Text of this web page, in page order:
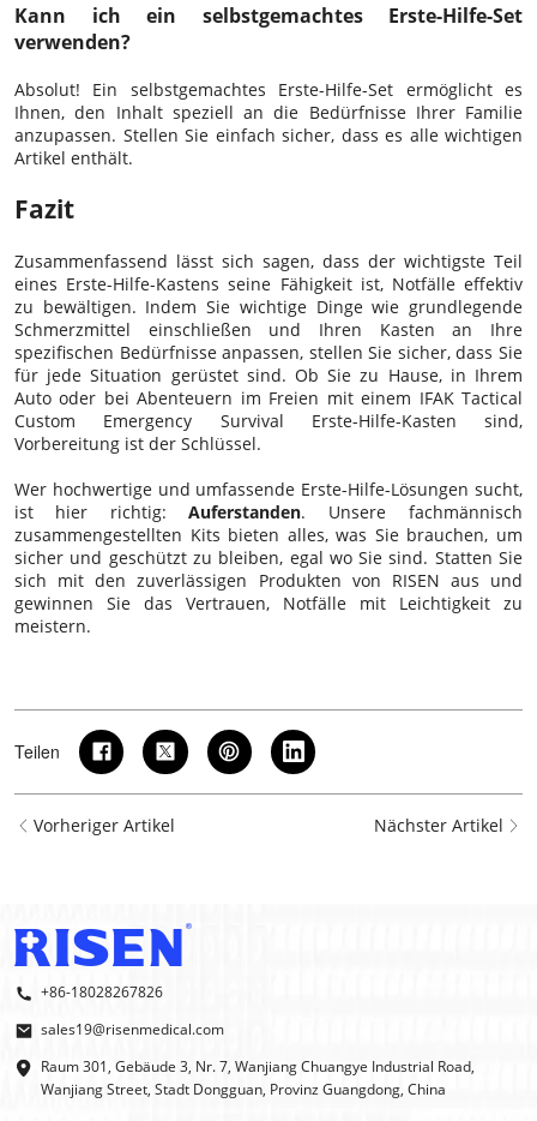
Kann ich ein selbstgemachtes Erste-Hilfe-Set
verwenden?
Absolut! Ein selbstgemachtes Erste-Hilfe-Set ermöglicht es
Ihnen, den Inhalt speziell an die Bedürfnisse Ihrer Familie
anzupassen. Stellen Sie einfach sicher, dass es alle wichtigen
Artikel enthält.
Fazit
Zusammenfassend lässt sich sagen, dass der wichtigste Teil
eines Erste-Hilfe-Kastens seine Fähigkeit ist, Notfälle effektiv
zu bewältigen. Indem Sie wichtige Dinge wie grundlegende
Schmerzmittel einschließen und Ihren Kasten an Ihre
spezifischen Bedürfnisse anpassen, stellen Sie sicher, dass Sie
für jede Situation gerüstet sind. Ob Sie zu Hause, in Ihrem
Auto oder bei Abenteuern im Freien mit einem IFAK Tactical
Custom Emergency Survival Erste-Hilfe-Kasten sind,
Vorbereitung ist der Schlüssel.
Wer hochwertige und umfassende Erste-Hilfe-Lösungen sucht,
ist hier richtig: Auferstanden. Unsere fachmännisch
zusammengestellten Kits bieten alles, was Sie brauchen, um
sicher und geschützt zu bleiben, egal wo Sie sind. Statten Sie
sich mit den zuverlässigen Produkten von RISEN aus und
gewinnen Sie das Vertrauen, Notfälle mit Leichtigkeit zu
meistern.
Teilen
Vorheriger Artikel Nächster Artikel
+86-18028267826
sales19@risenmedical.com
Raum 301, Gebäude 3, Nr. 7, Wanjiang Chuangye Industrial Road,
Wanjiang Street, Stadt Dongguan, Provinz Guangdong, China